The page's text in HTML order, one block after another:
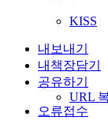
KISS
내보내기
내책장담기
공유하기
URL
오류접수